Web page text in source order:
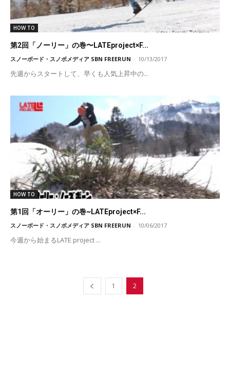
HOW TO
第2回「ノーリー」の巻〜LATEproject×F...
スノーボード・スノボメディア SBN FREERUN - 10/13/2017
先週からスタートして、早くも人気上昇中の...
HOW TO
第1回「オーリー」の巻~LATEproject×F...
スノーボード・スノボメディア SBN FREERUN - 10/06/2017
今週から始まるLATE project ...
1 2